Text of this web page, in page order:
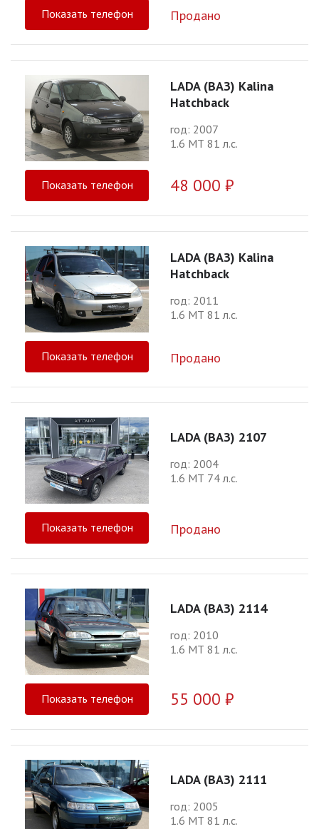
Показать телефон Продано
LADA (ВАЗ) Kalina
Hatchback
год: 2007
1.6 МТ 81 л.с.
Показать телефон 48 000 ₽
LADA (ВАЗ) Kalina
Hatchback
год: 2011
1.6 МТ 81 л.с.
Показать телефон Продано
LADA (ВАЗ) 2107
год: 2004
1.6 МТ 74 л.с.
Показать телефон Продано
LADA (ВАЗ) 2114
год: 2010
1.6 МТ 81 л.с.
Показать телефон 55 000 ₽
LADA (ВАЗ) 2111
год: 2005
1.6 МТ 81 л.с.